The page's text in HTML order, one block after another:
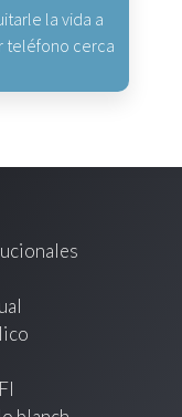
la vida a
teléfono cerca